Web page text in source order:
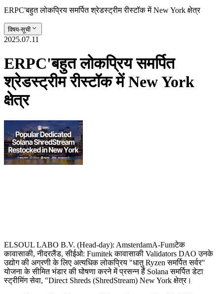
ERPC'बहुत लोकप्रिय समर्पित श्रेडस्ट्रीम रीस्टॉक में New York क्षेत्र
विषय-सूची
2025.07.11
ERPC'बहुत लोकप्रिय समर्पित
श्रेडस्ट्रीम रीस्टॉक में New York
क्षेत्र
ELSOUL LABO B.V. (Head-day): AmsterdamA-Fumटेक
कावासाकी, नीदरलैंड, सीईओ: Fumitek कावासाकी Validators DAO उनके
उद्योग की अग्रणी के लिए अत्यधिक लोकप्रिय "धातु Ryzen समर्पित सर्वर"
योजना के सीमित भंडार की घोषणा करने में प्रसन्न हैं Solana समर्पित डेटा
स्ट्रीमिंग सेवा, "Direct Shreds (ShredStream) New York क्षेत्र।